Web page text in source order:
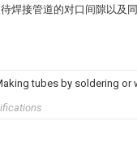
焊接管道的对口间隙以及同
tubes by soldering or